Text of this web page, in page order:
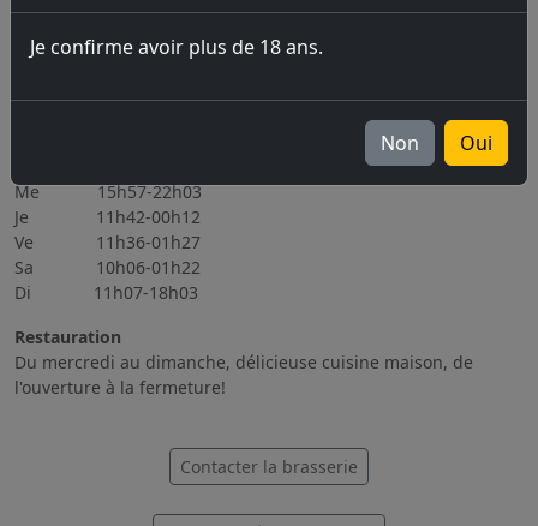
Je confirme avoir plus de 18 ans.
Non Oui
06.11.2026 Brassin Public 6-7.11.2026
Tous les évènements
Me 15h57-22h03
Je 11h42-00h12
Ve 11h36-01h27
Sa 10h06-01h22
Di 11h07-18h03
Restauration
Du mercredi au dimanche, délicieuse cuisine maison, de
l'ouverture à la fermeture!
Contacter la brasserie